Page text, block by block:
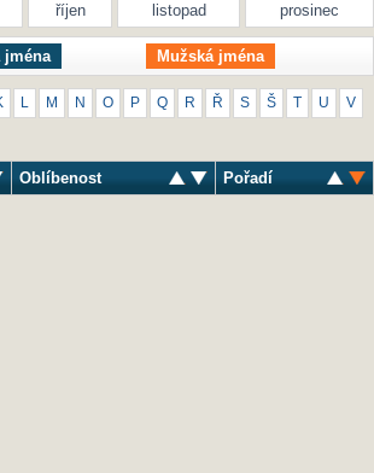
říjen listopad prosinec
jména Mužská jména
M N O P Q R Ř S Š U V
Oblíbenost Pořadí